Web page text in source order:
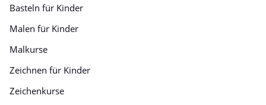
Basteln für Kinder
Malen für Kinder
Malkurse
Zeichnen für Kinder
Zeichenkurse